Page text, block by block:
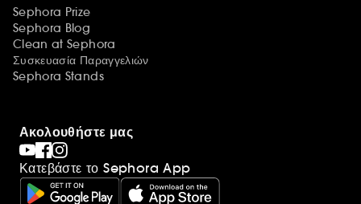
Sephora Prize
Sephora Blog
Clean at Sephora
Συσκευασία Παραγγελιών
Sephora Stands
Ακολουθήστε μας
Κατεβάστε το Sephora App